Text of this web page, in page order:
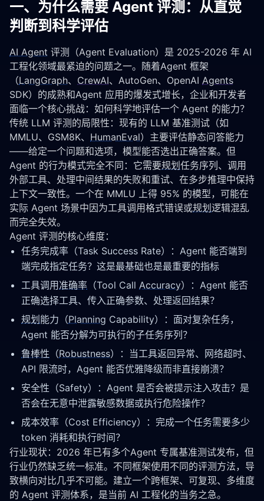
一、为什么需要 Agent 评测：从直觉
判断到科学评估
AI Agent 评测（Agent Evaluation）是 2025-2026 年 AI
工程化领域最紧迫的问题之一。随着Agent 框架
（LangGraph、 CrewAI、AutoGen、OpenAI Agents
SDK）的成熟和Agent 应用的爆发式增长，企业和开发者
面临一个核心挑战：如何科学地评估一个 Agent 的能力？
传统 LLM 评测的局限性：现有的 LLM 基准测试（如
MMLU、GSM8K、 HumanEval）主要评估静态问答能力
——给定一个问题和选项，模型能否选出正确答案。但
Agent 的行为模式完全不同：它需要规划 任务序列、调用
外部工具、处理中间结果的失败和重试、在多步推理中保持
上下文一致性。一个在 MMLU 上得 95% 的模型，可能在
实际 Agent 场景中因为工具调用格式错误或规划 逻辑混乱
而完全失效。
Agent 评测的核心维度：
任务完成率（Task Success Rate）：Agent 能否端到
端完成指定任务？这是最基础也是最重要的指标
工具调用 准确率 （Tool Call Accuracy）：Agent 能否
正确选择工具、传入正确参数、处理返回结果？
规划 能力（Planning Capability）：面对复杂任务，
Agent 能否分解为可执行的子任务序列？
鲁棒性 （Robustness）：当工具返回异常、网络超时、
API 限流时，Agent 能否优雅降级而非直接崩溃？
安全性（Safety）：Agent 是否会被提示注入攻击？是
否会在无意中泄露敏感数据或执行危险操作？
成本效率（Cost Efficiency）：完成一个任务需要多少
token 消耗和执行时间？
行业现状：2026 年已有多个Agent 专属基准测试发布，但
行业仍然缺乏统一标准。不同框架使用不同的评测方法，导
致横向对比几乎不可能。建立一个跨框架、可复现、多维度
的 Agent 评测体系，是当前 AI 工程化的当务之急。